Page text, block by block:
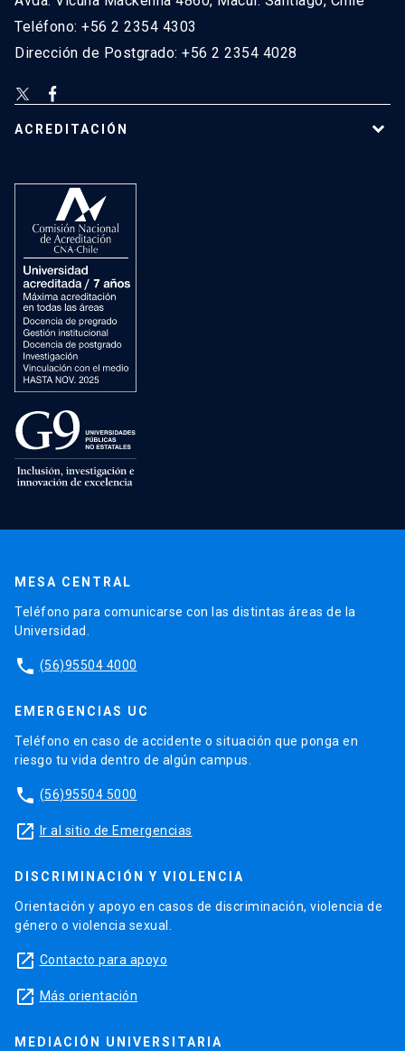
Teléfono: +56 2 2354 4303
Dirección de Postgrado: +56 2 2354 4028
ACREDITACIÓN
MESA CENTRAL
Teléfono para comunicarse con las distintas áreas de la
Universidad.
phone (56)95504 4000
EMERGENCIAS UC
Teléfono en caso de accidente o situación que ponga en
riesgo tu vida dentro de algún campus.
phone (56)95504 5000
launch Ir al sitio de Emergencias
DISCRIMINACIÓN Y VIOLENCIA
Orientación y apoyo en casos de discriminación, violencia de
género o violencia sexual.
launch Contacto para apoyo
launch Más orientación
MEDIACIÓN UNIVERSITARIA